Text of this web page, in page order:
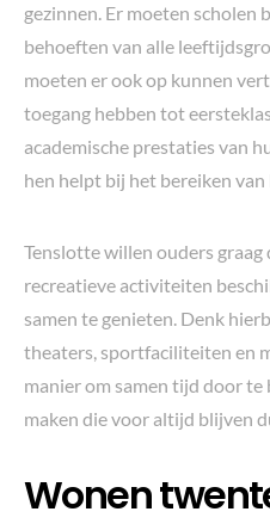
gezinnen. Er moeten scholen
behoeften van alle
moeten er ook op kunnen
toegang hebben tot
academische prestaties van
hen helpt bij het bereiken
Tenslotte willen ouders
recreatieve activiteiten
samen te genieten. Denk
theaters, sportfaciliteiten en
manier om samen tijd door
maken die voor altijd blijven
Wonen